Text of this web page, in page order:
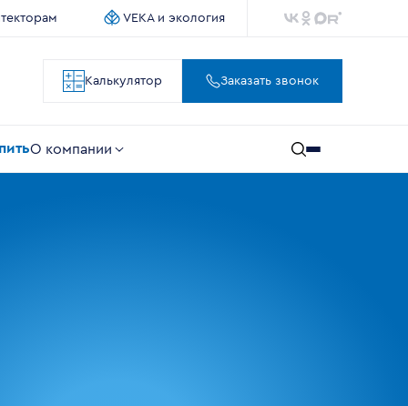
VEKA и экология
Калькулятор Заказать звонок
О компании